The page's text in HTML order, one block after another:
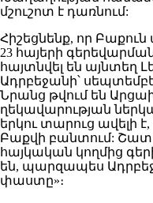
մշուշոտ է դառնում:
Հիշեցնենք, որ
23 հայերի
հայտնվել են այնտեղ
Ադրբեջանի՝
Նրանց թվում են
ղեկավարության
երկու տարուց ավելի
Բաքվի բանտում: Շատ
հայկական կողմից
են, պարզապես
փաստը»։